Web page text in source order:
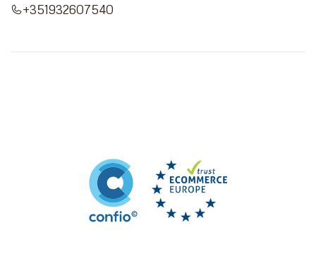
+351932607540